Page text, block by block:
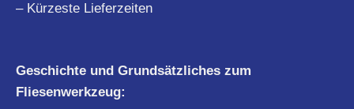
– Kürzeste Lieferzeiten
Geschichte und Grundsätzliches zum
Fliesenwerkzeug: